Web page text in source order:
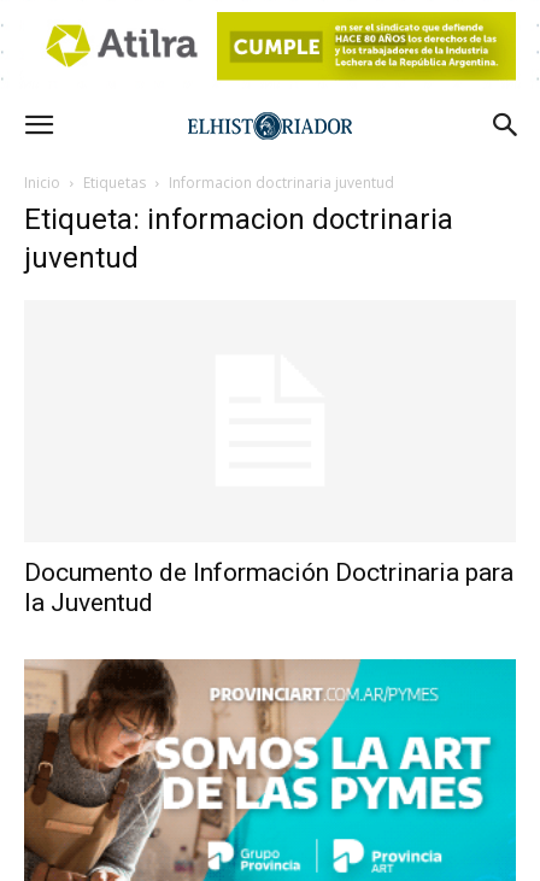
Inicio Etiquetas Informacion doctrinaria juventud
Etiqueta: informacion doctrinaria
juventud
Documento de Información Doctrinaria para
la Juventud